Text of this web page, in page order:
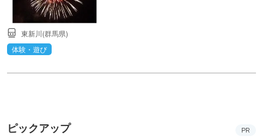
東新川(群馬県)
体験・遊び
ピックアップ PR